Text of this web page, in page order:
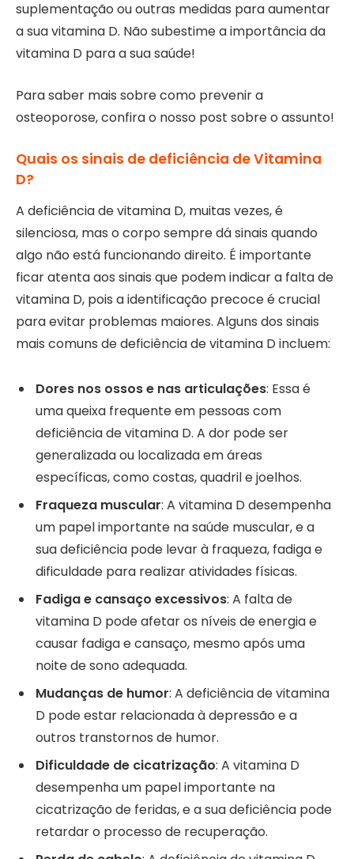
suplementação ou outras medidas para aumentar
a sua vitamina D. Não subestime a importância da
vitamina D para a sua saúde!
Para saber mais sobre como prevenir a
osteoporose, confira o nosso post sobre o assunto!
Quais os sinais de deficiência de Vitamina
D?
A deficiência de vitamina D, muitas vezes, é
silenciosa, mas o corpo sempre dá sinais quando
algo não está funcionando direito. É importante
ficar atenta aos sinais que podem indicar a falta de
vitamina D, pois a identificação precoce é crucial
para evitar problemas maiores. Alguns dos sinais
mais comuns de deficiência de vitamina D incluem:
Dores nos ossos e nas articulações: Essa é
uma queixa frequente em pessoas com
deficiência de vitamina D. A dor pode ser
generalizada ou localizada em áreas
específicas, como costas, quadril e joelhos.
Fraqueza muscular: A vitamina D desempenha
um papel importante na saúde muscular, e a
sua deficiência pode levar à fraqueza, fadiga e
dificuldade para realizar atividades físicas.
Fadiga e cansaço excessivos: A falta de
vitamina D pode afetar os níveis de energia e
causar fadiga e cansaço, mesmo após uma
noite de sono adequada.
Mudanças de humor: A deficiência de vitamina
D pode estar relacionada à depressão e a
outros transtornos de humor.
Dificuldade de cicatrização: A vitamina D
desempenha um papel importante na
cicatrização de feridas, e a sua deficiência pode
retardar o processo de recuperação.